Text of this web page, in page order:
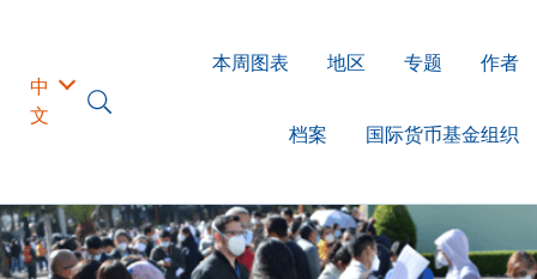
中
文
本周图表 地区 专题 作者
档案 国际货币基金组织